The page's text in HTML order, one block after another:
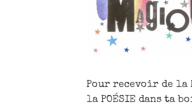
Pour recevoir de la
la POÉSIE dans ta